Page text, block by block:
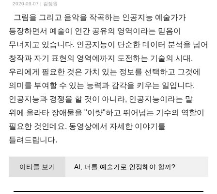
2020-09-07 | 김정원
그림을 그리고 음악을 작곡하는 인공지능 예술가가
등장하면서 예술이 인간 공유의 영역이라는 믿음이
무너지고 있습니다. 인공지능이 단순한 데이터 분석을 넘어
창작과 자기 표현의 영역에까지 도전하는 기술의 시대.
우리에게 필요한 것은 가치 있는 정보를 선택하고 그것에
의미를 부여할 수 있는 능력과 감각을 키우는 일입니다.
인공지능과 경쟁을 할 것이 아니라, 인공지능이라는 말
위에 올라타 장애물을 "이럇"하고 뛰어넘는 기수의 역할이
필요한 것인데요. 동영상에서 자세한 이야기를
들려드립니다.
아티클 보기 AI, 너를 예술가로 인정해야 할까?